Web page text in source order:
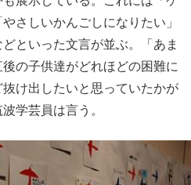
さしいかんごしになりたい」
といった文言が並ぶ。「あま
の子供達がどれほどの困難に
け出したいと思っていたかが
学芸員は言う。